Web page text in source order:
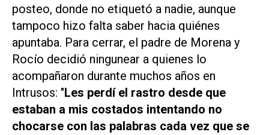
posteo, donde no etiquetó a nadie, aunque
tampoco hizo falta saber hacia quiénes
apuntaba. Para cerrar, el padre de Morena y
Rocío decidió ningunear a quienes lo
acompañaron durante muchos años en
Intrusos: "Les perdí el rastro desde que
estaban a mis costados intentando no
chocarse con las palabras cada vez que se